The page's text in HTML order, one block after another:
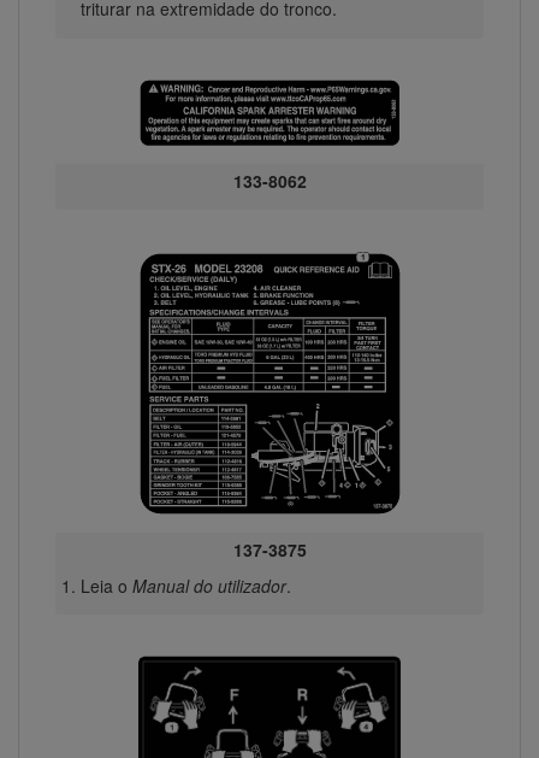
triturar na extremidade do tronco.
133-8062
137-3875
Leia o Manual do utilizador.